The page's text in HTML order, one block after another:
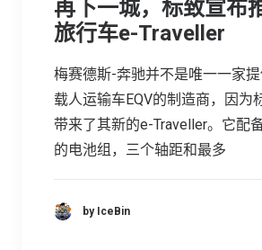
再下一城，标致宣布
旅行车e-Traveller
梅赛德斯-奔驰并不是唯一一家
载人运输车EQV的制造商，因为
带来了其新的e-Traveller。它配
的电池组，三个轴距和最多
by IceBin